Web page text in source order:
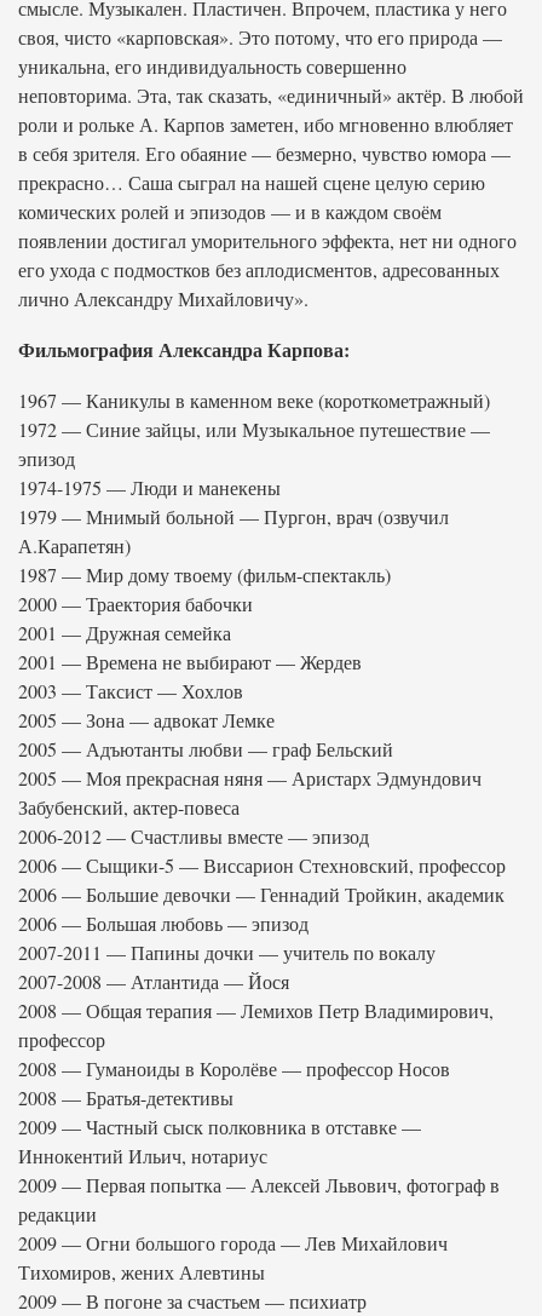
смысле. Музыкален. Пластичен. Впрочем, пластика у него
своя, чисто «карповская». Это потому, что его природа —
уникальна, его индивидуальность совершенно
неповторима. Эта, так сказать, «единичный» актёр. В любой
роли и рольке А. Карпов заметен, ибо мгновенно влюбляет
в себя зрителя. Его обаяние — безмерно, чувство юмора —
прекрасно… Саша сыграл на нашей сцене целую серию
комических ролей и эпизодов — и в каждом своём
появлении достигал уморительного эффекта, нет ни одного
его ухода с подмостков без аплодисментов, адресованных
лично Александру Михайловичу».
Фильмография Александра Карпова:
1967 — Каникулы в каменном веке (короткометражный)
1972 — Синие зайцы, или Музыкальное путешествие —
эпизод
1974-1975 — Люди и манекены
1979 — Мнимый больной — Пургон, врач (озвучил
А.Карапетян)
1987 — Мир дому твоему (фильм-спектакль)
2000 — Траектория бабочки
2001 — Дружная семейка
2001 — Времена не выбирают — Жердев
2003 — Таксист — Хохлов
2005 — Зона — адвокат Лемке
2005 — Адъютанты любви — граф Бельский
2005 — Моя прекрасная няня — Аристарх Эдмундович
Забубенский, актер-повеса
2006-2012 — Счастливы вместе — эпизод
2006 — Сыщики-5 — Виссарион Стехновский, профессор
2006 — Большие девочки — Геннадий Тройкин, академик
2006 — Большая любовь — эпизод
2007-2011 — Папины дочки — учитель по вокалу
2007-2008 — Атлантида — Йося
2008 — Общая терапия — Лемихов Петр Владимирович,
профессор
2008 — Гуманоиды в Королёве — профессор Носов
2008 — Братья-детективы
2009 — Частный сыск полковника в отставке —
Иннокентий Ильич, нотариус
2009 — Первая попытка — Алексей Львович, фотограф в
редакции
2009 — Огни большого города — Лев Михайлович
Тихомиров, жених Алевтины
2009 — В погоне за счастьем — психиатр